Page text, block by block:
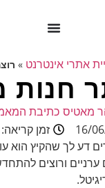
אתרי אינטרנט »
חנות
כתיבת
16/
זמן קריאה: 3 דק'
דע לך שהקיץ הוא
ורוצים